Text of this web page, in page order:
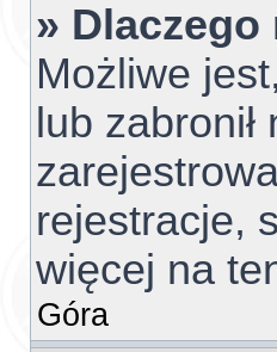
»
Możliwe
lub
rejestracje,
więcej na
Góra